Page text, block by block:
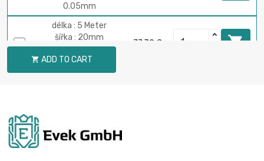
0.05mm
délka : 5 Meter
šířka : 20mm
Tloušťka / síla :
0.05mm
77,39 € 
délka : 25 Meter
 ADD TO CART